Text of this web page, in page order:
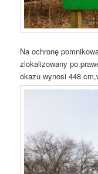
Na ochronę
zlokalizowany po
okazu wynosi 448